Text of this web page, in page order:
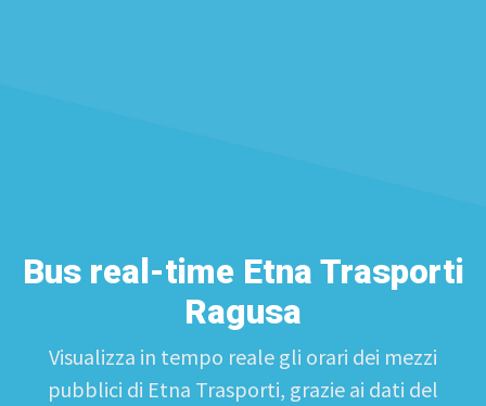
Bus real-time Etna Trasporti
Ragusa
Visualizza in tempo reale gli orari dei mezzi
pubblici di Etna Trasporti, grazie ai dati del